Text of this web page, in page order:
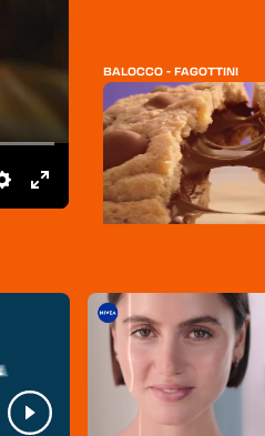
BALOCCO - FAGOTTINI
PAVESI - GOCCIOLE